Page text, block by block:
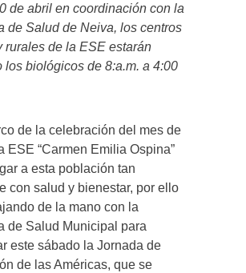
de abril en coordinación con la
de Salud de Neiva, los centros
rurales de la ESE estarán
los biológicos de 8:a.m. a 4:00
de la celebración del mes de
ESE “Carmen Emilia Ospina”
a esta población tan
con salud y bienestar, por ello
de la mano con la
de Salud Municipal para
este sábado la Jornada de
de las Américas, que se